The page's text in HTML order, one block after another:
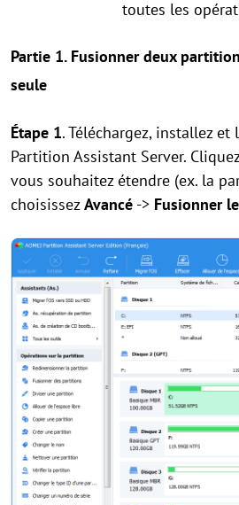
toutes les
Partie 1. Fusionner deux
seule
Étape 1. Téléchargez, installez et
Partition Assistant Server.
vous souhaitez étendre (ex. la
choisissezAvancé -> Fusionner